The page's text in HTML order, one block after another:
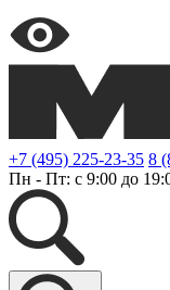
+7 (495) 225-23-35 8
Пн - Пт: с 9:00 до